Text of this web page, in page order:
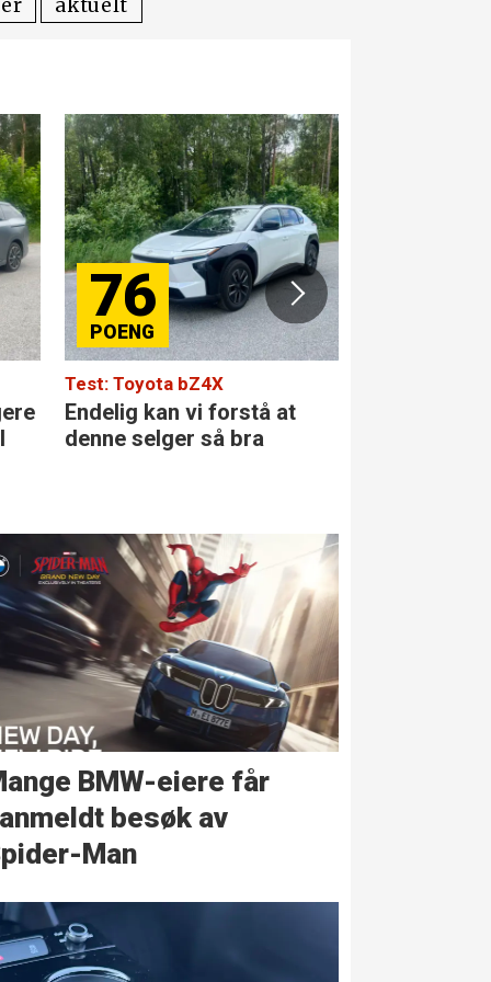
aktuelt
76
Test: Toyota bZ4X
Endelig kan vi forstå at
denne selger så bra
BMW-eiere får
besøk av
Man